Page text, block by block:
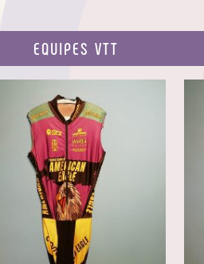
EQUIPES VTT